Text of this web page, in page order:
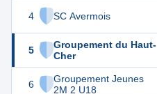
4 SC Avermois
5
Groupement du Haut-
Cher
6
Groupement Jeunes
2M 2 U18
37 22
36